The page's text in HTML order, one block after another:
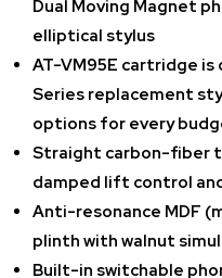
Dual Moving Magnet
elliptical stylus
AT-VM95E cartridge is
Series replacement
options for every
Straight carbon-fiber
damped lift control
Anti-resonance MDF
plinth with walnut
Built-in switchable